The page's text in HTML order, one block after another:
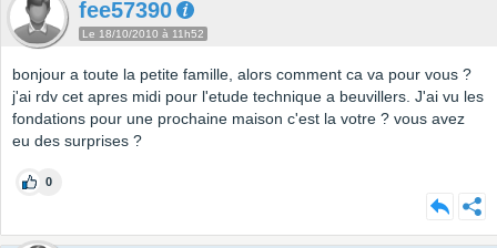
fee57390
Le 18/10/2010 à 11h52
bonjour a toute la petite famille, alors comment ca va pour vous ?
j'ai rdv cet apres midi pour l'etude technique a beuvillers. J'ai vu les
fondations pour une prochaine maison c'est la votre ? vous avez
eu des surprises ?
0